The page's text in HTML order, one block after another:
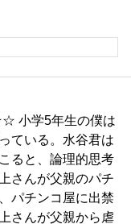
5年生の僕は
ている。水谷君は
ると、論理的思考
さんが父親のパチ
パチンコ屋に出禁
さんが父親から虐